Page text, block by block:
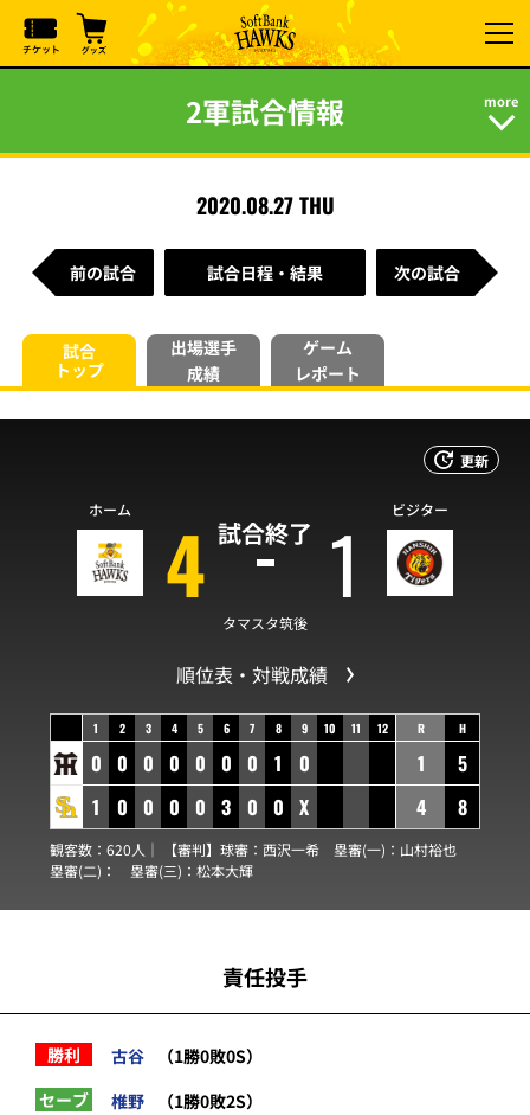
2軍試合情報
2020.08.27 THU
前の試合 試合日程・結果 次の試合
試合
トップ
出場選手
成績
ゲーム
レポート
更新
試合終了
ホーム 4 1 ビジター
タマスタ筑後
順位表・対戦成績
1 2 3 4 5 6 7 8 9 10 11 12
0 0 0 0 0 0 0 1
0
1
0 0 0 0 3 0 0 X
R H
1
5
4
8
観客数：620人｜ 【審判】球審： 西沢一希 塁審(一)： 山村裕也
塁審(二)：
塁審(三)： 松本大輝
責任投手
勝利 古谷
（1勝0敗0S）
セーブ
椎野
（1勝0敗2S）